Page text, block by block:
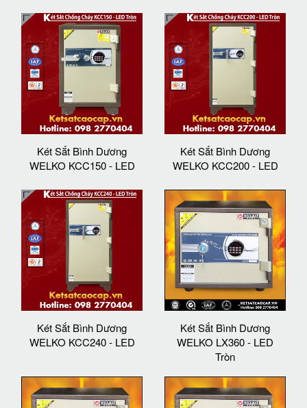
Két Sắt Bình Dương
WELKO KCC150 - LED
Két Sắt Bình Dương
WELKO KCC200 - LED
Két Sắt Bình Dương
WELKO KCC240 - LED
Két Sắt Bình Dương
WELKO LX360 - LED
Tròn